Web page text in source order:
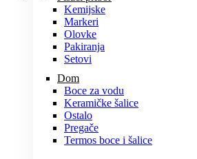
Kemijske
Markeri
Olovke
Pakiranja
Setovi
Dom
Boce za vodu
Keramičke šalice
Ostalo
Pregače
Termos boce i šalice